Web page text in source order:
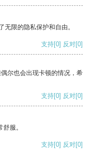
限的隐私保护和自由。
支持[0] 反对[0]
尔也会出现卡顿的情况，希
支持[0] 反对[0]
服。
支持[0] 反对[0]